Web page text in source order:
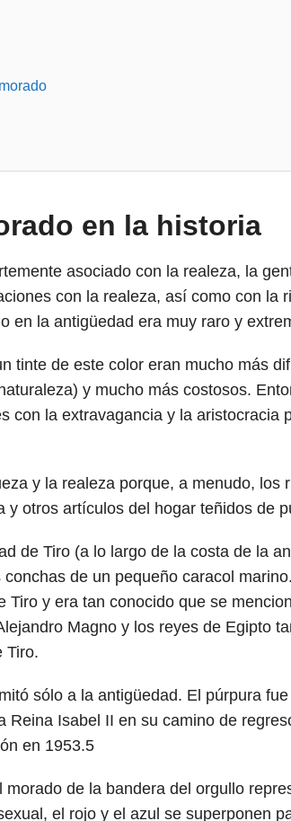
en la historia
asociado con la realeza, la
con la realeza, así como con la
en la antigüedad era muy raro y
tinte de este color eran mucho más
y mucho más costosos.
con la extravagancia y la aristocracia
y la realeza porque, a menudo, los
y otros artículos del hogar teñidos de
de Tiro (a lo largo de la costa de la
de un pequeño caracol marino.
Tiro y era tan conocido que se
Magno y los reyes de Egipto
Tiro.
sólo a la antigüedad. El púrpura
Reina Isabel II en su camino de
en 1953.5
de la bandera del orgullo
el rojo y el azul se superponen